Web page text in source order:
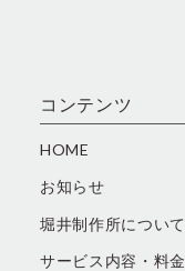
コンテンツ
HOME
お知らせ
堀井制作所について
サービス内容・料金